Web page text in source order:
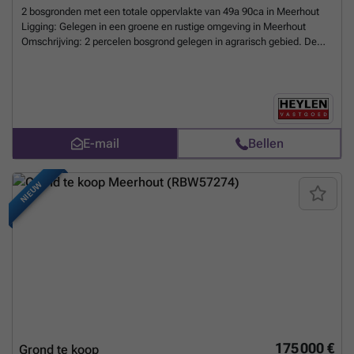
2 bosgronden met een totale oppervlakte van 49a 90ca in Meerhout
Ligging: Gelegen in een groene en rustige omgeving in Meerhout
Omschrijving: 2 percelen bosgrond gelegen in agrarisch gebied. De
E-mail Bellen
NIEUW
175 000 €
Grond te koop